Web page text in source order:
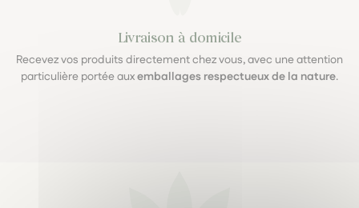
Livraison à domicile
Recevez vos produits directement chez vous, avec une attention
particulière portée auxemballages respectueux de la nature.